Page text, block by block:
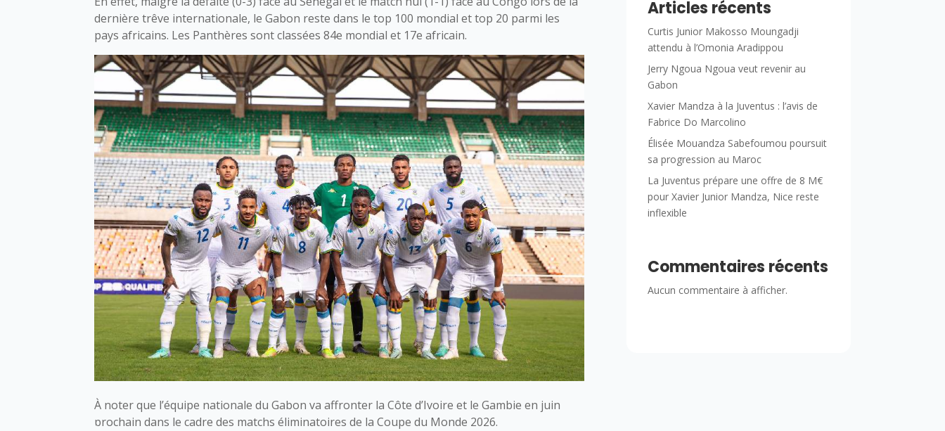
dernière trêve internationale, le Gabon reste dans le top 100 mondial et top 20 parmi les
pays africains. Les Panthères sont classées 84e mondial et 17e africain.
À noter que l’équipe nationale du Gabon va affronter la Côte d’Ivoire et le Gambie en juin
prochain dans le cadre des matchs éliminatoires de la Coupe du Monde 2026.
Articles récents
Curtis Junior Makosso Moungadji
attendu à l’Omonia Aradippou
Jerry Ngoua Ngoua veut revenir au
Gabon
Xavier Mandza à la Juventus : l’avis de
Fabrice Do Marcolino
Élisée Mouandza Sabefoumou poursuit
sa progression au Maroc
La Juventus prépare une offre de 8 M€
pour Xavier Junior Mandza, Nice reste
inflexible
Commentaires récents
Aucun commentaire à afficher.